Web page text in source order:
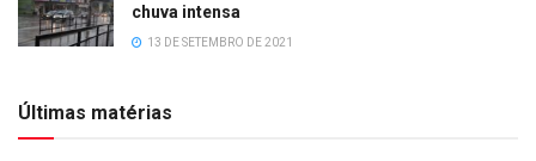
chuva intensa
13 DE SETEMBRO DE 2021
Últimas matérias